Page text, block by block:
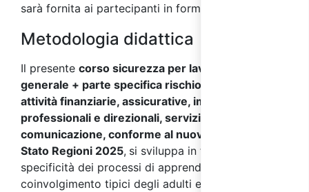
sarà fornita ai partecipanti in formato digitale.
Metodologia didattica
Il presente corso sicurezza per lavoratori parte
generale + parte specifica rischio basso settore
attività finanziarie, assicurative, immobiliari,
professionali e direzionali, servizi informazione e
comunicazione, conforme al nuovo Accordo
Stato Regioni 2025, si sviluppa in funzione delle
specificità dei processi di apprendimento e
coinvolgimento tipici degli adulti ed è quindi